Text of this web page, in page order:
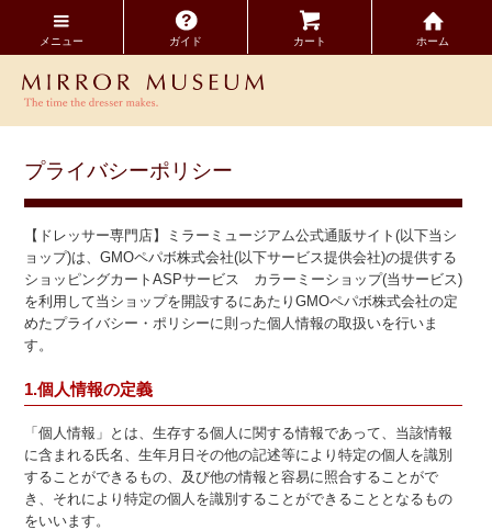
メニュー ガイド カート ホーム
プライバシーポリシー
【ドレッサー専門店】ミラーミュージアム公式通販サイト(以下当シ
ョップ)は、GMOペパボ株式会社(以下サービス提供会社)の提供する
ショッピングカートASPサービス カラーミーショップ(当サービス)
を利用して当ショップを開設するにあたりGMOペパボ株式会社の定
めたプライバシー・ポリシーに則った個人情報の取扱いを行いま
す。
1.個人情報の定義
「個人情報」とは、生存する個人に関する情報であって、当該情報
に含まれる氏名、生年月日その他の記述等により特定の個人を識別
することができるもの、及び他の情報と容易に照合することがで
き、それにより特定の個人を識別することができることとなるもの
をいいます。